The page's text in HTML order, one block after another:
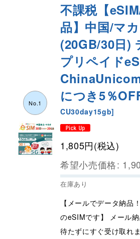
No.1
不課税【
品】中国/マ
(20GB/30日)
プリペイド
につき5％
CU30day15gb]
1,805円(税込)
希望小売価格:
在庫あり
【メールでデータ納品
のeSIMです】 メール
待たずにすぐ受け取れ